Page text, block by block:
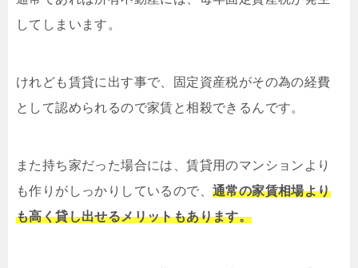
してしまいます。
けれども賃貸に出す事で、固定資産税がその為の経費
として認められるので家賃と相殺できるんです。
また持ち家だった場合には、賃貸用のマンションより
も作りがしっかりしているので、 通常の家賃相場より
も高く貸し出せるメリットもあります。